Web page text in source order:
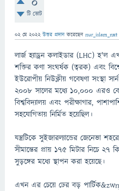
টি ভোট
02 মে 2022 উত্তর প্রদান করেছেন nur_islam_nxt
লার্জ হ্যাড্রন কলাইডার (LHC) হ'ল
শক্তির কণা সংঘর্ষক (ত্বরক) এবং
ইউরোপীয় নিউক্লীয় গবেষণা সংস্থা
২০০৮ সালের মধ্যে ১০,০০০ এরও
বিশ্ববিদ্যালয় এবং পরীক্ষাগার,
সহযোগিতায় নির্মিত হয়েছিল।
যন্ত্রটিকে সুইজারল্যান্ডের জেনেভা
সীমান্তের প্রায় ১৭৫ মিটার নিচে ২৭
সুড়ঙ্গের মধ্যে স্থাপন করা হয়েছে।
এখন এর চেয়ে ঢের বড়